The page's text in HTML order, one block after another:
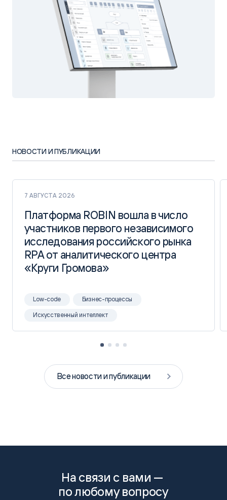
НОВОСТИ И ПУБЛИКАЦИИ
7 АВГУСТА 2026
Платформа ROBIN вошла в число
участников первого независимого
исследования российского рынка
RPA от аналитического центра
«Круги Громова»
Платформа ROBIN вошла в число
участников первого независимого
исследования российского рынка
RPA от аналитического центра
«Круги Громова»
Low-code Бизнес-процессы
Искусственный интеллект
Все новости и публикации
На связи с вами —
по любому вопросу